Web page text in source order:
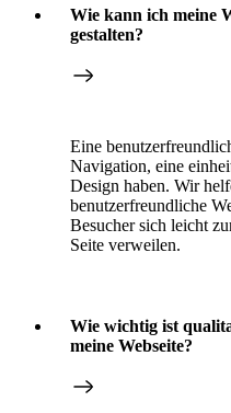
Wie kann ich meine
gestalten?
Eine
Navigation, eine
Design haben. Wir
benutzerfreundliche
Besucher sich leicht
Seite verweilen.
Wie wichtig ist
meine Webseite?